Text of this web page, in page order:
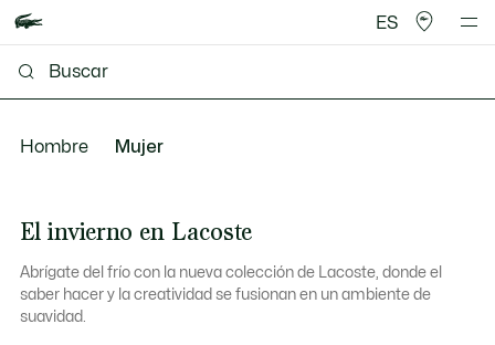
ES
Hombre Mujer
El invierno en Lacoste
Abrígate del frío con la nueva colección de Lacoste, donde el
saber hacer y la creatividad se fusionan en un ambiente de
suavidad.